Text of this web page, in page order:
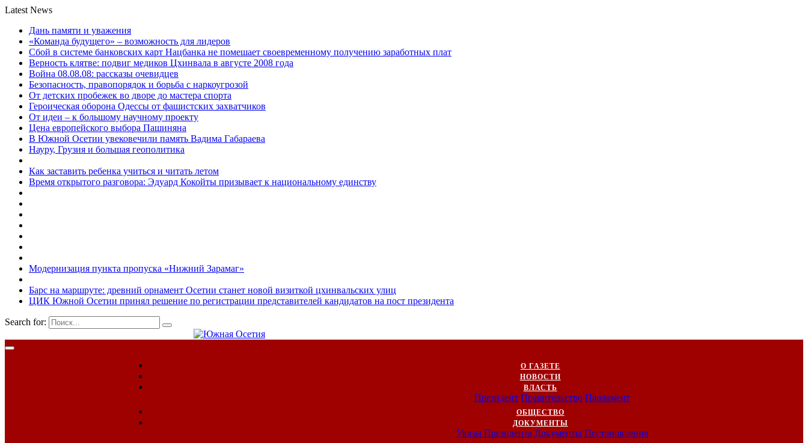
Latest News
Дань памяти и уважения
«Команда будущего» – возможность для лидеров
Сбой в системе банковских карт Нацбанка не помешает своевременному получению заработных плат
Верность клятве: подвиг медиков Цхинвала в августе 2008 года
Война 08.08.08: рассказы очевидцев
Безопасность, правопорядок и борьба с наркоугрозой
От детских пробежек во дворе до мастера спорта
Героическая оборона Одессы от фашистских захватчиков
От идеи – к большому научному проекту
Цена европейского выбора Пашиняна
В Южной Осетии увековечили память Вадима Габараева
Науру, Грузия и большая геополитика
Как заставить ребенка учиться и читать летом
Время открытого разговора: Эдуард Кокойты призывает к национальному единству
Модернизация пункта пропуска «Нижний Зарамаг»
Барс на маршруте: древний орнамент Осетии станет новой визиткой цхинвальских улиц
ЦИК Южной Осетии принял решение по регистрации представителей кандидатов на пост президента
Search for:
О ГАЗЕТЕ
НОВОСТИ
ВЛАСТЬ
Президент Правительство Парламент
ОБЩЕСТВО
ДОКУМЕНТЫ
Указы Президента Документы Постановления